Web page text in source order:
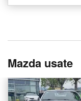
Mazda usate